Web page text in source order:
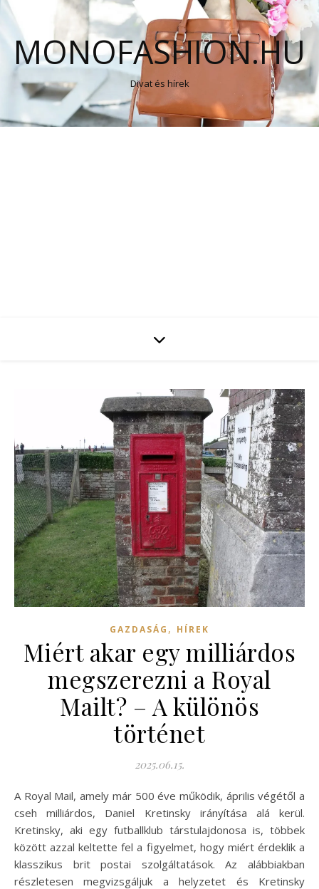
MONOFASHION.HU
Divat és hírek
GAZDASÁG , HÍREK
Miért akar egy milliárdos
megszerezni a Royal
Mailt? – A különös
történet
2025.06.15.
A Royal Mail, amely már 500 éve működik, április végétől a
cseh milliárdos, Daniel Kretinsky irányítása alá kerül.
Kretinsky, aki egy futballklub társtulajdonosa is, többek
között azzal keltette fel a figyelmet, hogy miért érdeklik a
klasszikus brit postai szolgáltatások. Az alábbiakban
részletesen megvizsgáljuk a helyzetet és Kretinsky